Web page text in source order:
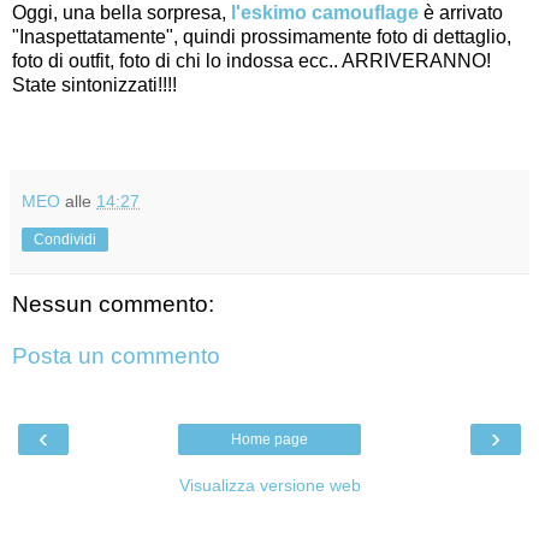
Oggi, una bella sorpresa, l'eskimo camouflage è arrivato
"Inaspettatamente", quindi prossimamente foto di dettaglio,
foto di outfit, foto di chi lo indossa ecc.. ARRIVERANNO!
State sintonizzati!!!!
MEO alle 14:27
Condividi
Nessun commento:
Posta un commento
‹ ›
Home page
Visualizza versione web